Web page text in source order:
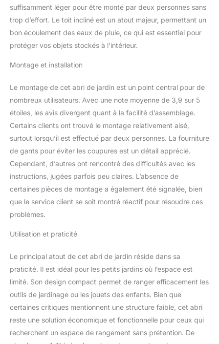
de jardin métal résiste à
la rouille et aux
intempéries. Son
revêtement protecteur
anti-UV et imperméable
【Toit Incliné &
Ventilation Intelligente】
cabane de jardin évite
l'accumulation d'eau et
protège contre
l'humidité. Les
ouvertures discrètes
d'air, empêchant la
condensation et les
mauvaises odeurs.
vos objets contre le vol
ou les animaux. La porte
robuste s'ouvre et se
ferme facilement pour un
accès rapide. 【Montage
Simple & Service Client
24/7】Toutes les pièces
sont numérotées et
suffisamment léger pour être monté par deux personnes sans
trop d’effort. Le toit incliné est un atout majeur, permettant un
bon écoulement des eaux de pluie, ce qui est essentiel pour
protéger vos objets stockés à l’intérieur.
Montage et installation
Le montage de cet abri de jardin est un point central pour de
nombreux utilisateurs. Avec une note moyenne de 3,9 sur 5
étoiles, les avis divergent quant à la facilité d’assemblage.
Certains clients ont trouvé le montage relativement aisé,
surtout lorsqu’il est effectué par deux personnes. La fourniture
de gants pour éviter les coupures est un détail apprécié.
Cependant, d’autres ont rencontré des difficultés avec les
instructions, jugées parfois peu claires. L’absence de
certaines pièces de montage a également été signalée, bien
que le service client se soit montré réactif pour résoudre ces
problèmes.
Utilisation et praticité
Le principal atout de cet abri de jardin réside dans sa
praticité. Il est idéal pour les petits jardins où l’espace est
limité. Son design compact permet de ranger efficacement les
outils de jardinage ou les jouets des enfants. Bien que
certaines critiques mentionnent une structure faible, cet abri
reste une solution économique et fonctionnelle pour ceux qui
recherchent un espace de rangement sans prétention. De